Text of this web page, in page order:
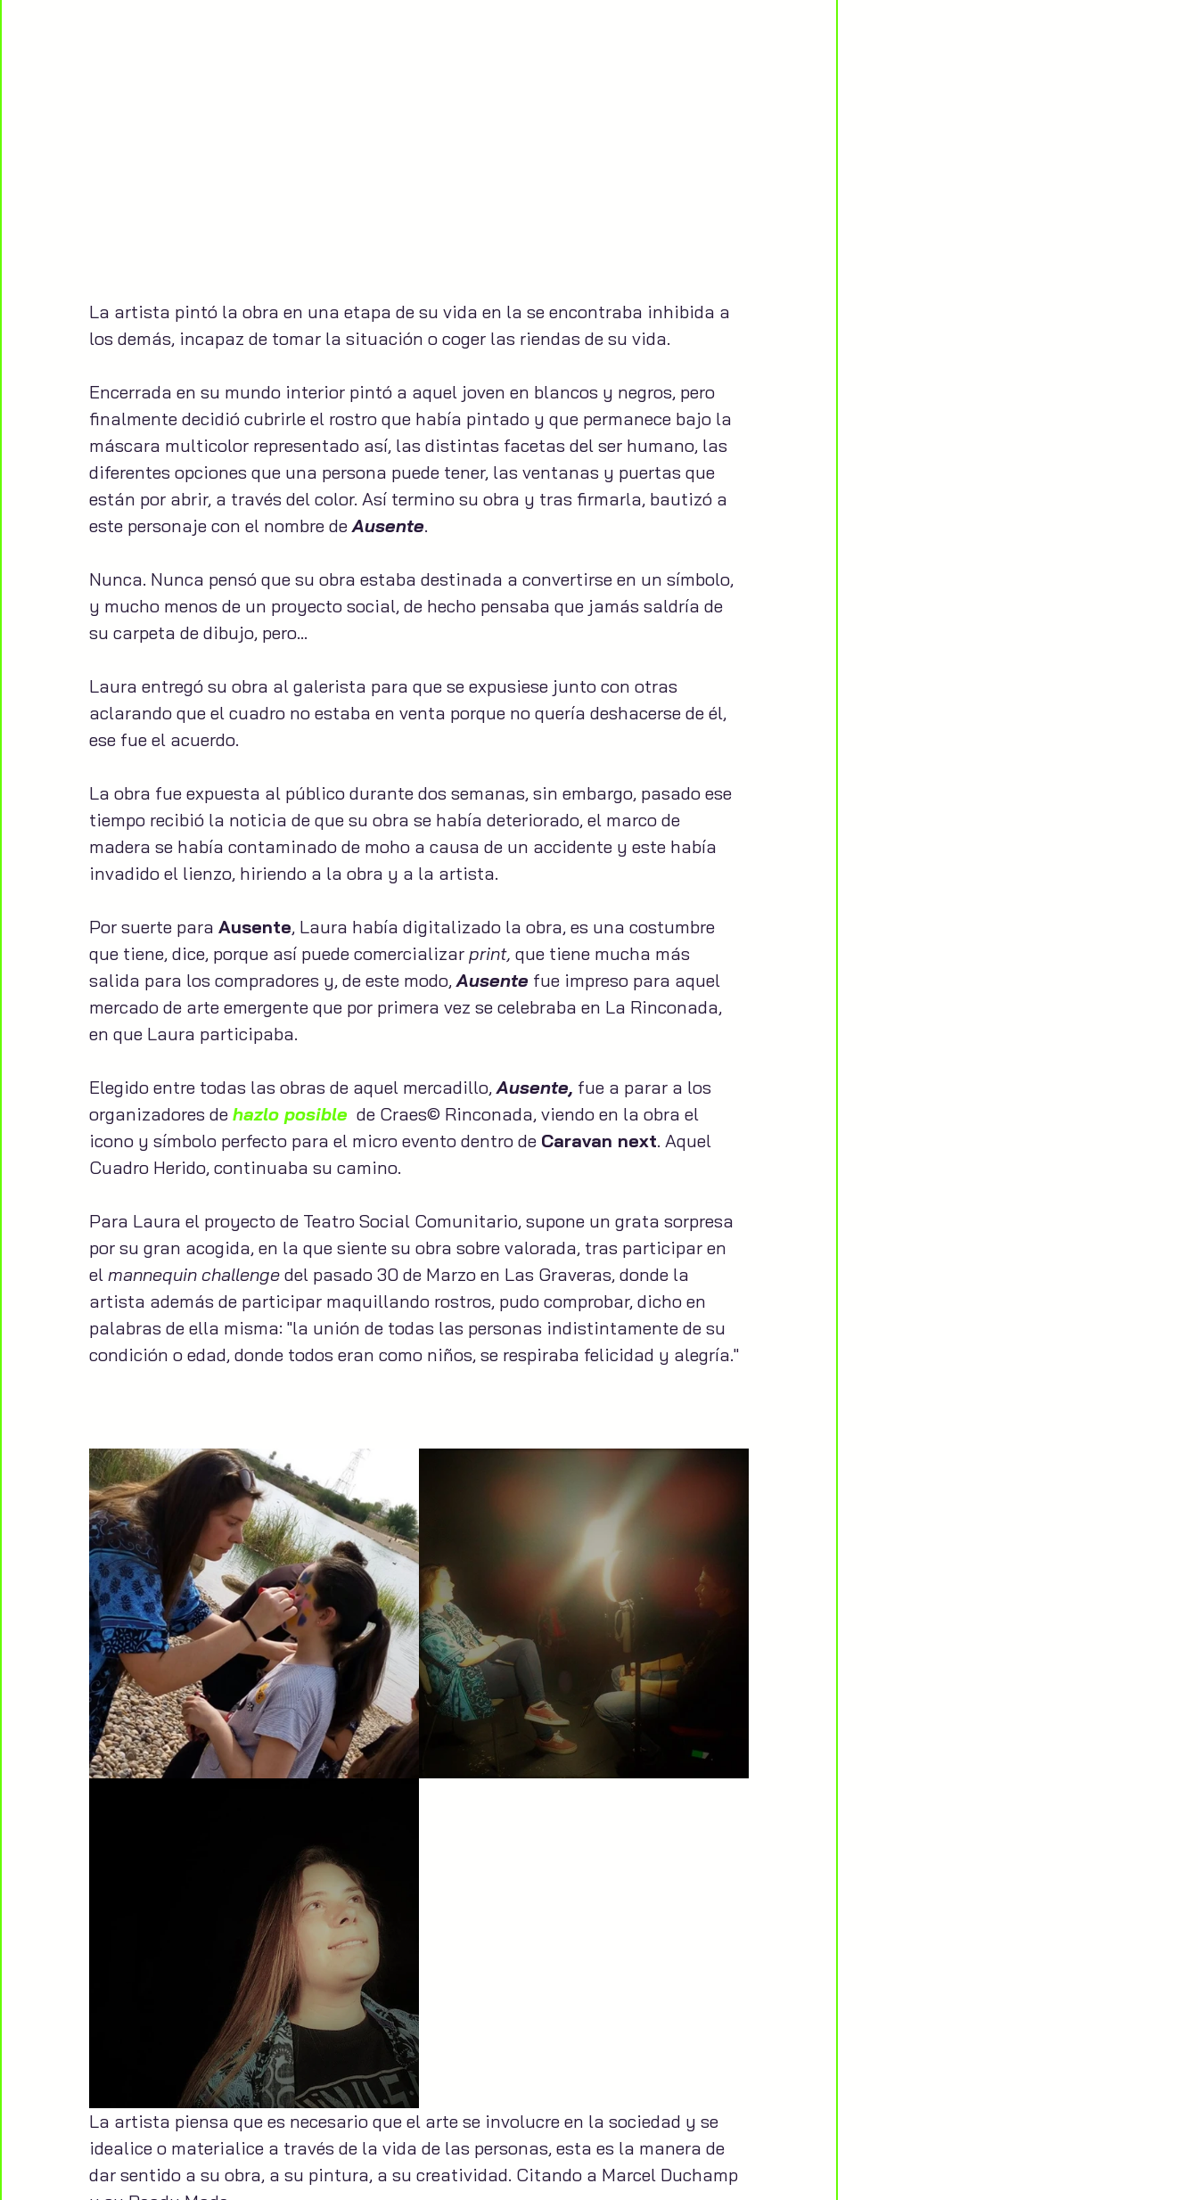
La artista pintó la obra en una etapa de su vida en la se encontraba inhibida a
los demás, incapaz de tomar la situación o coger las riendas de su vida.
Encerrada en su mundo interior pintó a aquel joven en blancos y negros, pero
finalmente decidió cubrirle el rostro que había pintado y que permanece bajo la
máscara multicolor representado así, las distintas facetas del ser humano, las
diferentes opciones que una persona puede tener, las ventanas y puertas que
están por abrir, a través del color. Así termino su obra y tras firmarla, bautizó a
este personaje con el nombre de Ausente.
Nunca. Nunca pensó que su obra estaba destinada a convertirse en un símbolo,
y mucho menos de un proyecto social, de hecho pensaba que jamás saldría de
su carpeta de dibujo, pero…
Laura entregó su obra al galerista para que se expusiese junto con otras
aclarando que el cuadro no estaba en venta porque no quería deshacerse de él,
ese fue el acuerdo.
La obra fue expuesta al público durante dos semanas, sin embargo, pasado ese
tiempo recibió la noticia de que su obra se había deteriorado, el marco de
madera se había contaminado de moho a causa de un accidente y este había
invadido el lienzo, hiriendo a la obra y a la artista.
Por suerte para Ausente, Laura había digitalizado la obra, es una costumbre
que tiene, dice, porque así puede comercializar print, que tiene mucha más
salida para los compradores y, de este modo, Ausente fue impreso para aquel
mercado de arte emergente que por primera vez se celebraba en La Rinconada,
en que Laura participaba.
Elegido entre todas las obras de aquel mercadillo, Ausente, fue a parar a los
organizadores de hazlo posible
  de Craes© Rinconada, viendo en la obra el
icono y símbolo perfecto para el micro evento dentro de Caravan next. Aquel
Cuadro Herido, continuaba su camino.
Para Laura el proyecto de Teatro Social Comunitario, supone un grata sorpresa
por su gran acogida, en la que siente su obra sobre valorada, tras participar en
el mannequin challenge del pasado 30 de Marzo en Las Graveras, donde la
artista además de participar maquillando rostros, pudo comprobar, dicho en
palabras de ella misma: "la unión de todas las personas indistintamente de su
condición o edad, donde todos eran como niños, se respiraba felicidad y alegría."
La artista piensa que es necesario que el arte se involucre en la sociedad y se
idealice o materialice a través de la vida de las personas, esta es la manera de
dar sentido a su obra, a su pintura, a su creatividad. Citando a Marcel Duchamp